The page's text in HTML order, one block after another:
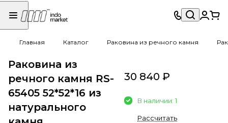
Главная Каталог Раковина из речного камня
Раковина из
речного камня RS-
65405 52*52*16 из
натурального
30 840 ₽
В наличии: 1
Рассчитать